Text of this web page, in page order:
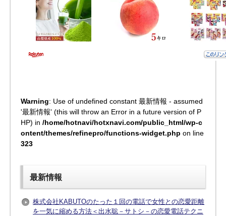
Warning: Use of undefined constant 最新情報 - assumed
'最新情報' (this will throw an Error in a future version of P
HP) in /home/hotnavi/hotxnavi.com/public_html/wp-c
ontent/themes/refinepro/functions-widget.php on line
323
最新情報
株式会社KABUTOのたった１回の電話で女性との恋愛距離
を一気に縮める方法＜出水聡－サトシ－の恋愛電話テクニ